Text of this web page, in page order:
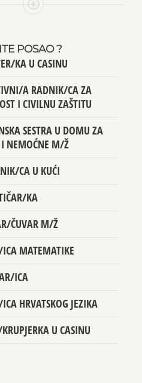
POSAO ?
KA U CASINU
A RADNIK/CA ZA
I CIVILNU ZAŠTITU
SESTRA U DOMU ZA
I NEMOĆNE M/Ž
CA U KUĆI
KA
ČUVAR M/Ž
ICA MATEMATIKE
ICA
ICA HRVATSKOG JEZIKA
U CASINU